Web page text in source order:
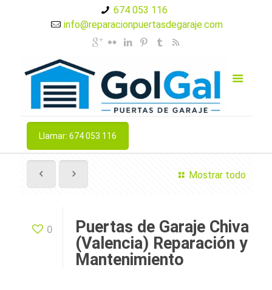
674 053 116
info@reparacionpuertasdegaraje.com
Llamar: 674 053 116
Mostrar todo
0
Puertas de Garaje Chiva
(Valencia) Reparación y
Mantenimiento